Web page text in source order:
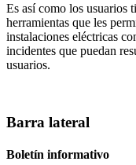
Es así como los usuarios
herramientas que les
instalaciones eléctricas
incidentes que puedan
usuarios.
Barra lateral
Boletín informativo